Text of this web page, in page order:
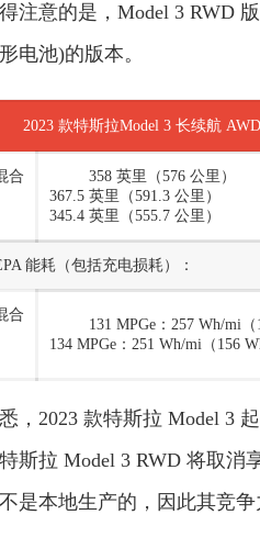
注意的是，Model 3 RWD
电池)的版本。
2023 款特斯拉Model 3 长续航
合
358 英里（576 公里）
367.5 英里（591.3 公里）
345.4 英里（555.7 公里）
能耗（包括充电损耗）：
合
131 MPGe：257 Wh/mi（
134 MPGe：251 Wh/mi（156
，2023 款特斯拉 Model 3
斯拉 Model 3 RWD 将取消
是本地生产的，因此其竞争